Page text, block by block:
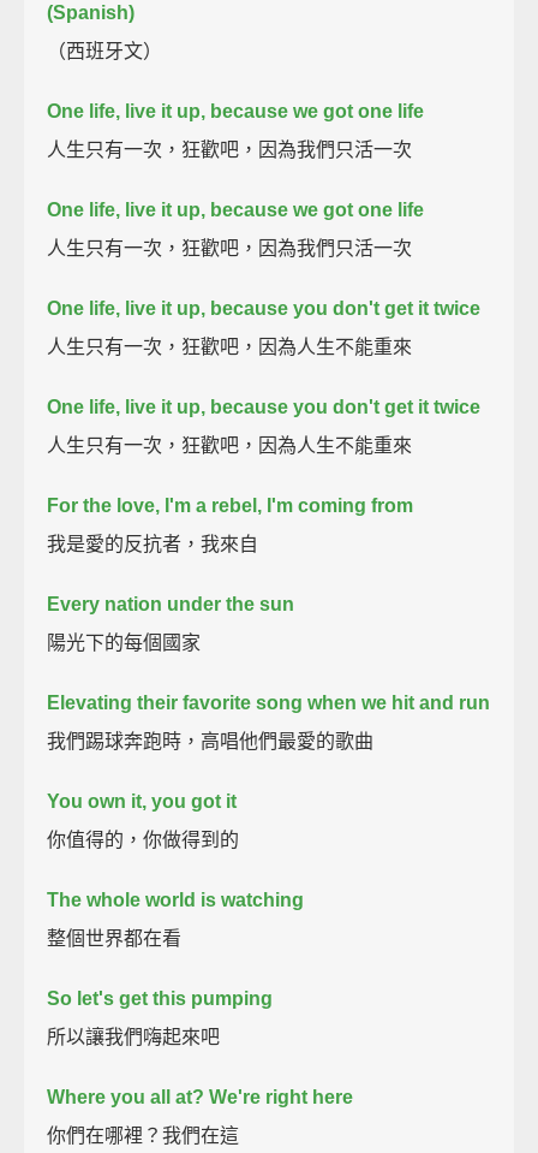
(Spanish)
（西班牙文）
One life, live it up, because we got one life
人生只有一次，狂歡吧，因為我們只活一次
One life, live it up, because we got one life
人生只有一次，狂歡吧，因為我們只活一次
One life, live it up, because you don't get it twice
人生只有一次，狂歡吧，因為人生不能重來
One life, live it up, because you don't get it twice
人生只有一次，狂歡吧，因為人生不能重來
For the love, I'm a rebel, I'm coming from
我是愛的反抗者，我來自
Every nation under the sun
陽光下的每個國家
Elevating their favorite song when we hit and run
我們踢球奔跑時，高唱他們最愛的歌曲
You own it, you got it
你值得的，你做得到的
The whole world is watching
整個世界都在看
So let's get this pumping
所以讓我們嗨起來吧
Where you all at? We're right here
你們在哪裡？我們在這